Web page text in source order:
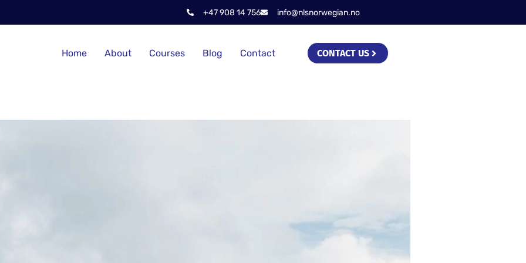
+47 908 14 756 info@nlsnorwegian.no
Home About Courses Blog Contact CONTACT US